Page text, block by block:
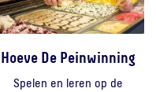
Hoeve De Peinwinning
Spelen en leren op de